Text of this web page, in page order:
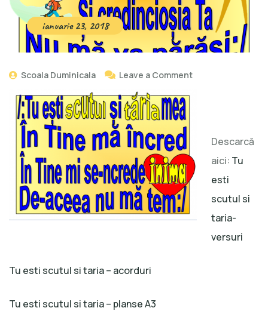
ianuarie 23, 2018
Scoala Duminicala Leave a Comment
Descarcă
aici: Tu
esti
scutul si
taria-
versuri
Tu esti scutul si taria – acorduri
Tu esti scutul si taria – planse A3